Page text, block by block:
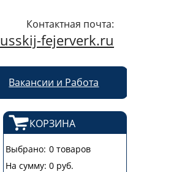
Контактная почта:
fejerverk.ru
Вакансии и Работа
КОРЗИНА
Выбрано: 0 товаров
На сумму: 0 руб.